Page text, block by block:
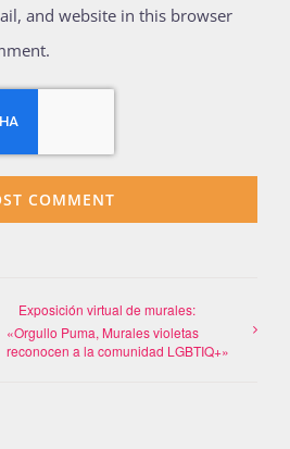
and website in this browser
Exposición virtual de murales:
«Orgullo Puma, Murales violetas
reconocen a la comunidad LGBTIQ+»